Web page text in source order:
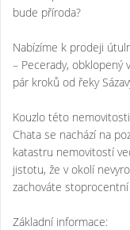
bude příroda?
Nabízíme k prodeji
– Pecerady, obklopený
pár kroků od řeky
Kouzlo této
Chata se nachází na
katastru nemovitostí
jistotu, že v okolí
zachováte
Základní informace: